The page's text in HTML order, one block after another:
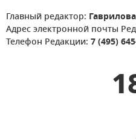
Главный редактор:
Адрес электронной почты
Телефон Редакции: 7 (495)